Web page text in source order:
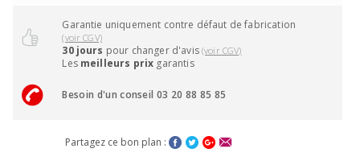
Garantie uniquement contre défaut de fabrication
(voir CGV)
30 jours pour changer d'avis(voir CGV)
Les meilleurs prix garantis
Besoin d'un conseil 03 20 88 85 85
Partagez ce bon plan :